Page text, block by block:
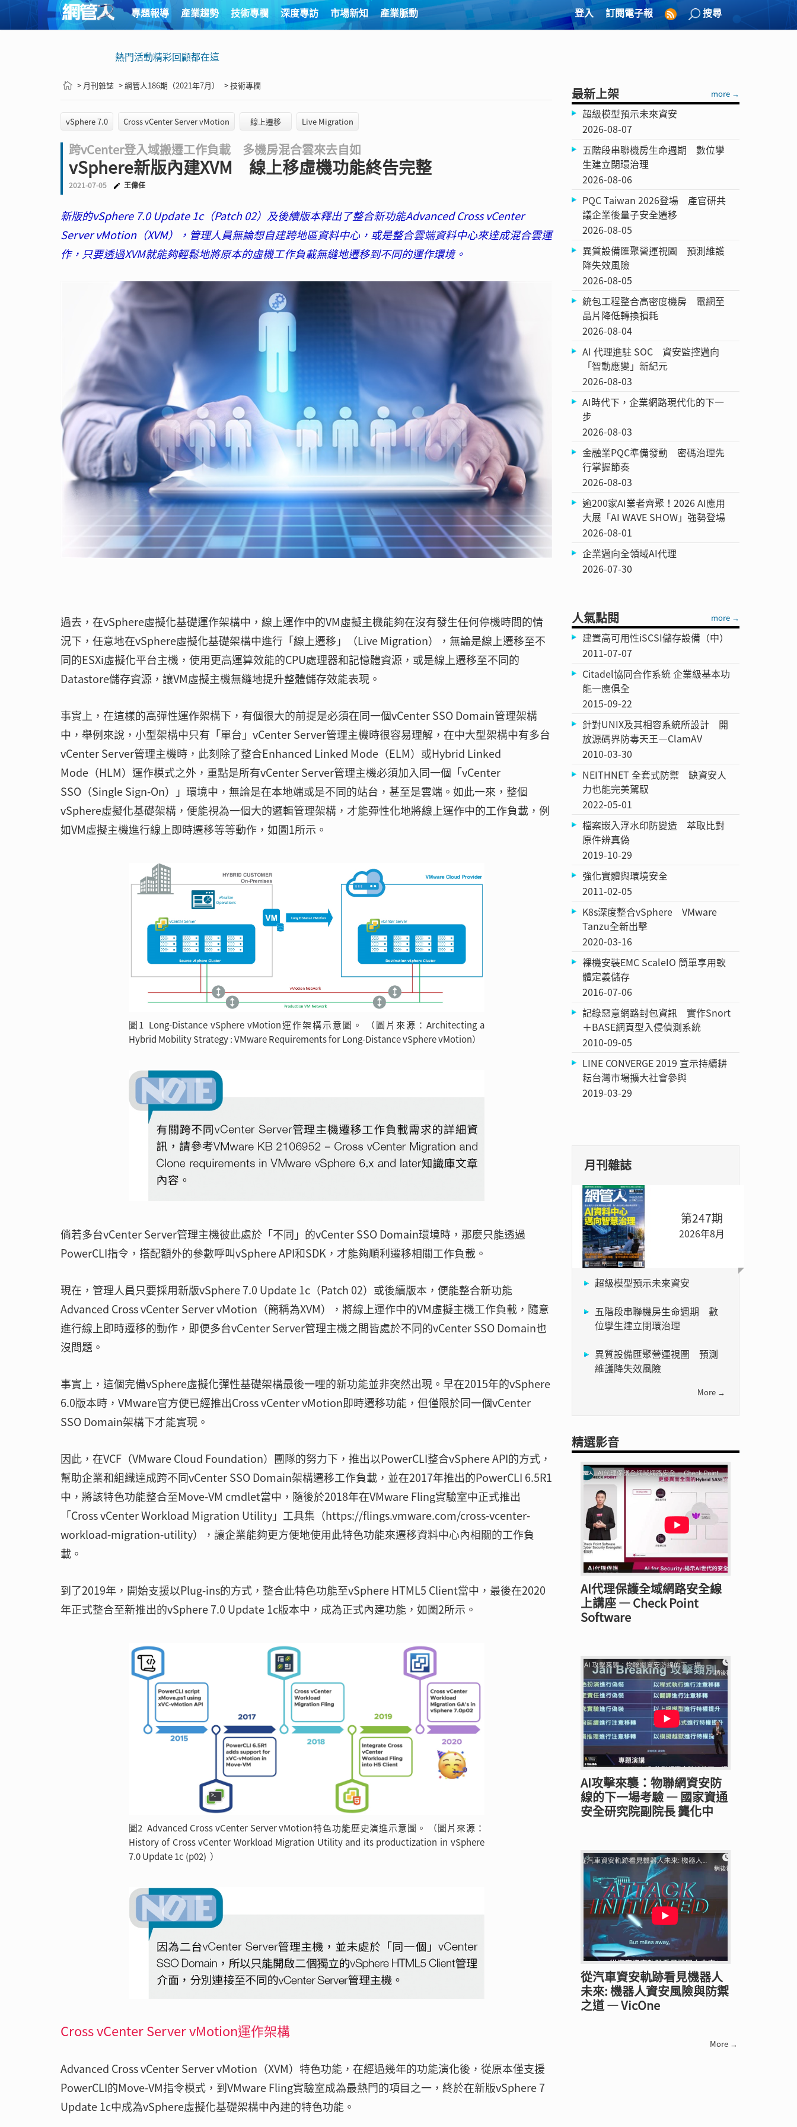
專題報導 產業趨勢 技術專欄 深度專訪 市場新知 產業脈動 登入 訂閱電子報 搜尋
熱門活動精彩回顧都在這
> 月刊雜誌 > 網管人186期（2021年7月） > 技術專欄
vSphere 7.0 Cross vCenter Server vMotion 線上遷移 Live Migration
跨vCenter登入域搬遷工作負載 多機房混合雲來去自如
vSphere新版內建XVM 線上移虛機功能終告完整
2021-07-05 王偉任
新版的vSphere 7.0 Update 1c（Patch 02）及後續版本釋出了整合新功能Advanced Cross vCenter
Server vMotion（XVM），管理人員無論想自建跨地區資料中心，或是整合雲端資料中心來達成混合雲運
作，只要透過XVM就能夠輕鬆地將原本的虛機工作負載無縫地遷移到不同的運作環境。
過去，在vSphere虛擬化基礎運作架構中，線上運作中的VM虛擬主機能夠在沒有發生任何停機時間的情
況下，任意地在vSphere虛擬化基礎架構中進行「線上遷移」（Live Migration），無論是線上遷移至不
同的ESXi虛擬化平台主機，使用更高運算效能的CPU處理器和記憶體資源，或是線上遷移至不同的
Datastore儲存資源，讓VM虛擬主機無縫地提升整體儲存效能表現。
事實上，在這樣的高彈性運作架構下，有個很大的前提是必須在同一個vCenter SSO Domain管理架構
中，舉例來說，小型架構中只有「單台」vCenter Server管理主機時很容易理解，在中大型架構中有多台
vCenter Server管理主機時，此刻除了整合Enhanced Linked Mode（ELM）或Hybrid Linked
Mode（HLM）運作模式之外，重點是所有vCenter Server管理主機必須加入同一個「vCenter
SSO（Single Sign-On）」環境中，無論是在本地端或是不同的站台，甚至是雲端。如此一來，整個
vSphere虛擬化基礎架構，便能視為一個大的邏輯管理架構，才能彈性化地將線上運作中的工作負載，例
如VM虛擬主機進行線上即時遷移等等動作，如圖1所示。
圖1 Long-Distance vSphere vMotion運作架構示意圖。 （圖片來源：Architecting a
Hybrid Mobility Strategy : VMware Requirements for Long-Distance vSphere vMotion）
倘若多台vCenter Server管理主機彼此處於「不同」的vCenter SSO Domain環境時，那麼只能透過
PowerCLI指令，搭配額外的參數呼叫vSphere API和SDK，才能夠順利遷移相關工作負載。
現在，管理人員只要採用新版vSphere 7.0 Update 1c（Patch 02）或後續版本，便能整合新功能
Advanced Cross vCenter Server vMotion（簡稱為XVM），將線上運作中的VM虛擬主機工作負載，隨意
進行線上即時遷移的動作，即便多台vCenter Server管理主機之間皆處於不同的vCenter SSO Domain也
沒問題。
事實上，這個完備vSphere虛擬化彈性基礎架構最後一哩的新功能並非突然出現。早在2015年的vSphere
6.0版本時，VMware官方便已經推出Cross vCenter vMotion即時遷移功能，但僅限於同一個vCenter
SSO Domain架構下才能實現。
因此，在VCF（VMware Cloud Foundation）團隊的努力下，推出以PowerCLI整合vSphere API的方式，
幫助企業和組織達成跨不同vCenter SSO Domain架構遷移工作負載，並在2017年推出的PowerCLI 6.5R1
中，將該特色功能整合至Move-VM cmdlet當中，隨後於2018年在VMware Fling實驗室中正式推出
「Cross vCenter Workload Migration Utility」工具集（https://flings.vmware.com/cross-vcenter-
workload-migration-utility），讓企業能夠更方便地使用此特色功能來遷移資料中心內相關的工作負
載。
到了2019年，開始支援以Plug-ins的方式，整合此特色功能至vSphere HTML5 Client當中，最後在2020
年正式整合至新推出的vSphere 7.0 Update 1c版本中，成為正式內建功能，如圖2所示。
圖2 Advanced Cross vCenter Server vMotion特色功能歷史演進示意圖。 （圖片來源：
History of Cross vCenter Workload Migration Utility and its productization in vSphere
7.0 Update 1c (p02) ）
Cross vCenter Server vMotion運作架構
Advanced Cross vCenter Server vMotion（XVM）特色功能，在經過幾年的功能演化後，從原本僅支援
PowerCLI的Move-VM指令模式，到VMware Fling實驗室成為最熱門的項目之一，終於在新版vSphere 7
Update 1c中成為vSphere虛擬化基礎架構中內建的特色功能。
最新上架 more →
超級模型預示未來資安
2026-08-07
五階段串聯機房生命週期 數位孿
生建立閉環治理
2026-08-06
PQC Taiwan 2026登場 產官研共
議企業後量子安全遷移
2026-08-05
異質設備匯聚營運視圖 預測維護
降失效風險
2026-08-05
統包工程整合高密度機房 電網至
晶片降低轉換損耗
2026-08-04
AI 代理進駐 SOC 資安監控邁向
「智動應變」新紀元
2026-08-03
AI時代下，企業網路現代化的下一
步
2026-08-03
金融業PQC準備發動 密碼治理先
行掌握節奏
2026-08-03
逾200家AI業者齊聚！2026 AI應用
大展「AI WAVE SHOW」強勢登場
2026-08-01
企業邁向全領域AI代理
2026-07-30
人氣點閱 more →
建置高可用性iSCSI儲存設備（中）
2011-07-07
Citadel協同合作系統 企業級基本功
能一應俱全
2015-09-22
針對UNIX及其相容系統所設計 開
放源碼界防毒天王—ClamAV
2010-03-30
NEITHNET 全套式防禦 缺資安人
力也能完美駕馭
2022-05-01
檔案嵌入浮水印防變造 萃取比對
原件辨真偽
2019-10-29
強化實體與環境安全
2011-02-05
K8s深度整合vSphere VMware
Tanzu全新出擊
2020-03-16
裸機安裝EMC ScaleIO 簡單享用軟
體定義儲存
2016-07-06
記錄惡意網路封包資訊 實作Snort
＋BASE網頁型入侵偵測系統
2010-09-05
LINE CONVERGE 2019 宣示持續耕
耘台灣市場擴大社會參與
2019-03-29
月刊雜誌
第247期
2026年8月
超級模型預示未來資安
五階段串聯機房生命週期 數
位孿生建立閉環治理
異質設備匯聚營運視圖 預測
維護降失效風險
More →
精選影音
AI代理保護全域網路安全線
上講座 — Check Point
Software
AI攻擊來襲：物聯網資安防
線的下一場考驗 — 國家資通
安全研究院副院長 龔化中
從汽車資安軌跡看見機器人
未來: 機器人資安風險與防禦
之道 — VicOne
More →